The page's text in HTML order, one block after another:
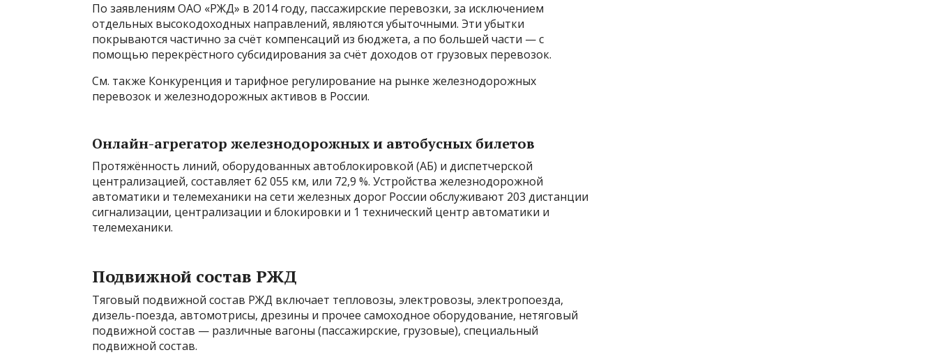
По заявлениям ОАО «РЖД» в 2014 году, пассажирские перевозки, за исключением
отдельных высокодоходных направлений, являются убыточными. Эти убытки
покрываются частично за счёт компенсаций из бюджета, а по большей части — с
помощью перекрёстного субсидирования за счёт доходов от грузовых перевозок.
См. также Конкуренция и тарифное регулирование на рынке железнодорожных
перевозок и железнодорожных активов в России.
Онлайн-агрегатор железнодорожных и автобусных билетов
Протяжённость линий, оборудованных автоблокировкой (АБ) и диспетчерской
централизацией, составляет 62 055 км, или 72,9 %. Устройства железнодорожной
автоматики и телемеханики на сети железных дорог России обслуживают 203 дистанции
сигнализации, централизации и блокировки и 1 технический центр автоматики и
телемеханики.
Подвижной состав РЖД
Тяговый подвижной состав РЖД включает тепловозы, электровозы, электропоезда,
дизель-поезда, автомотрисы, дрезины и прочее самоходное оборудование, нетяговый
подвижной состав — различные вагоны (пассажирские, грузовые), специальный
подвижной состав.